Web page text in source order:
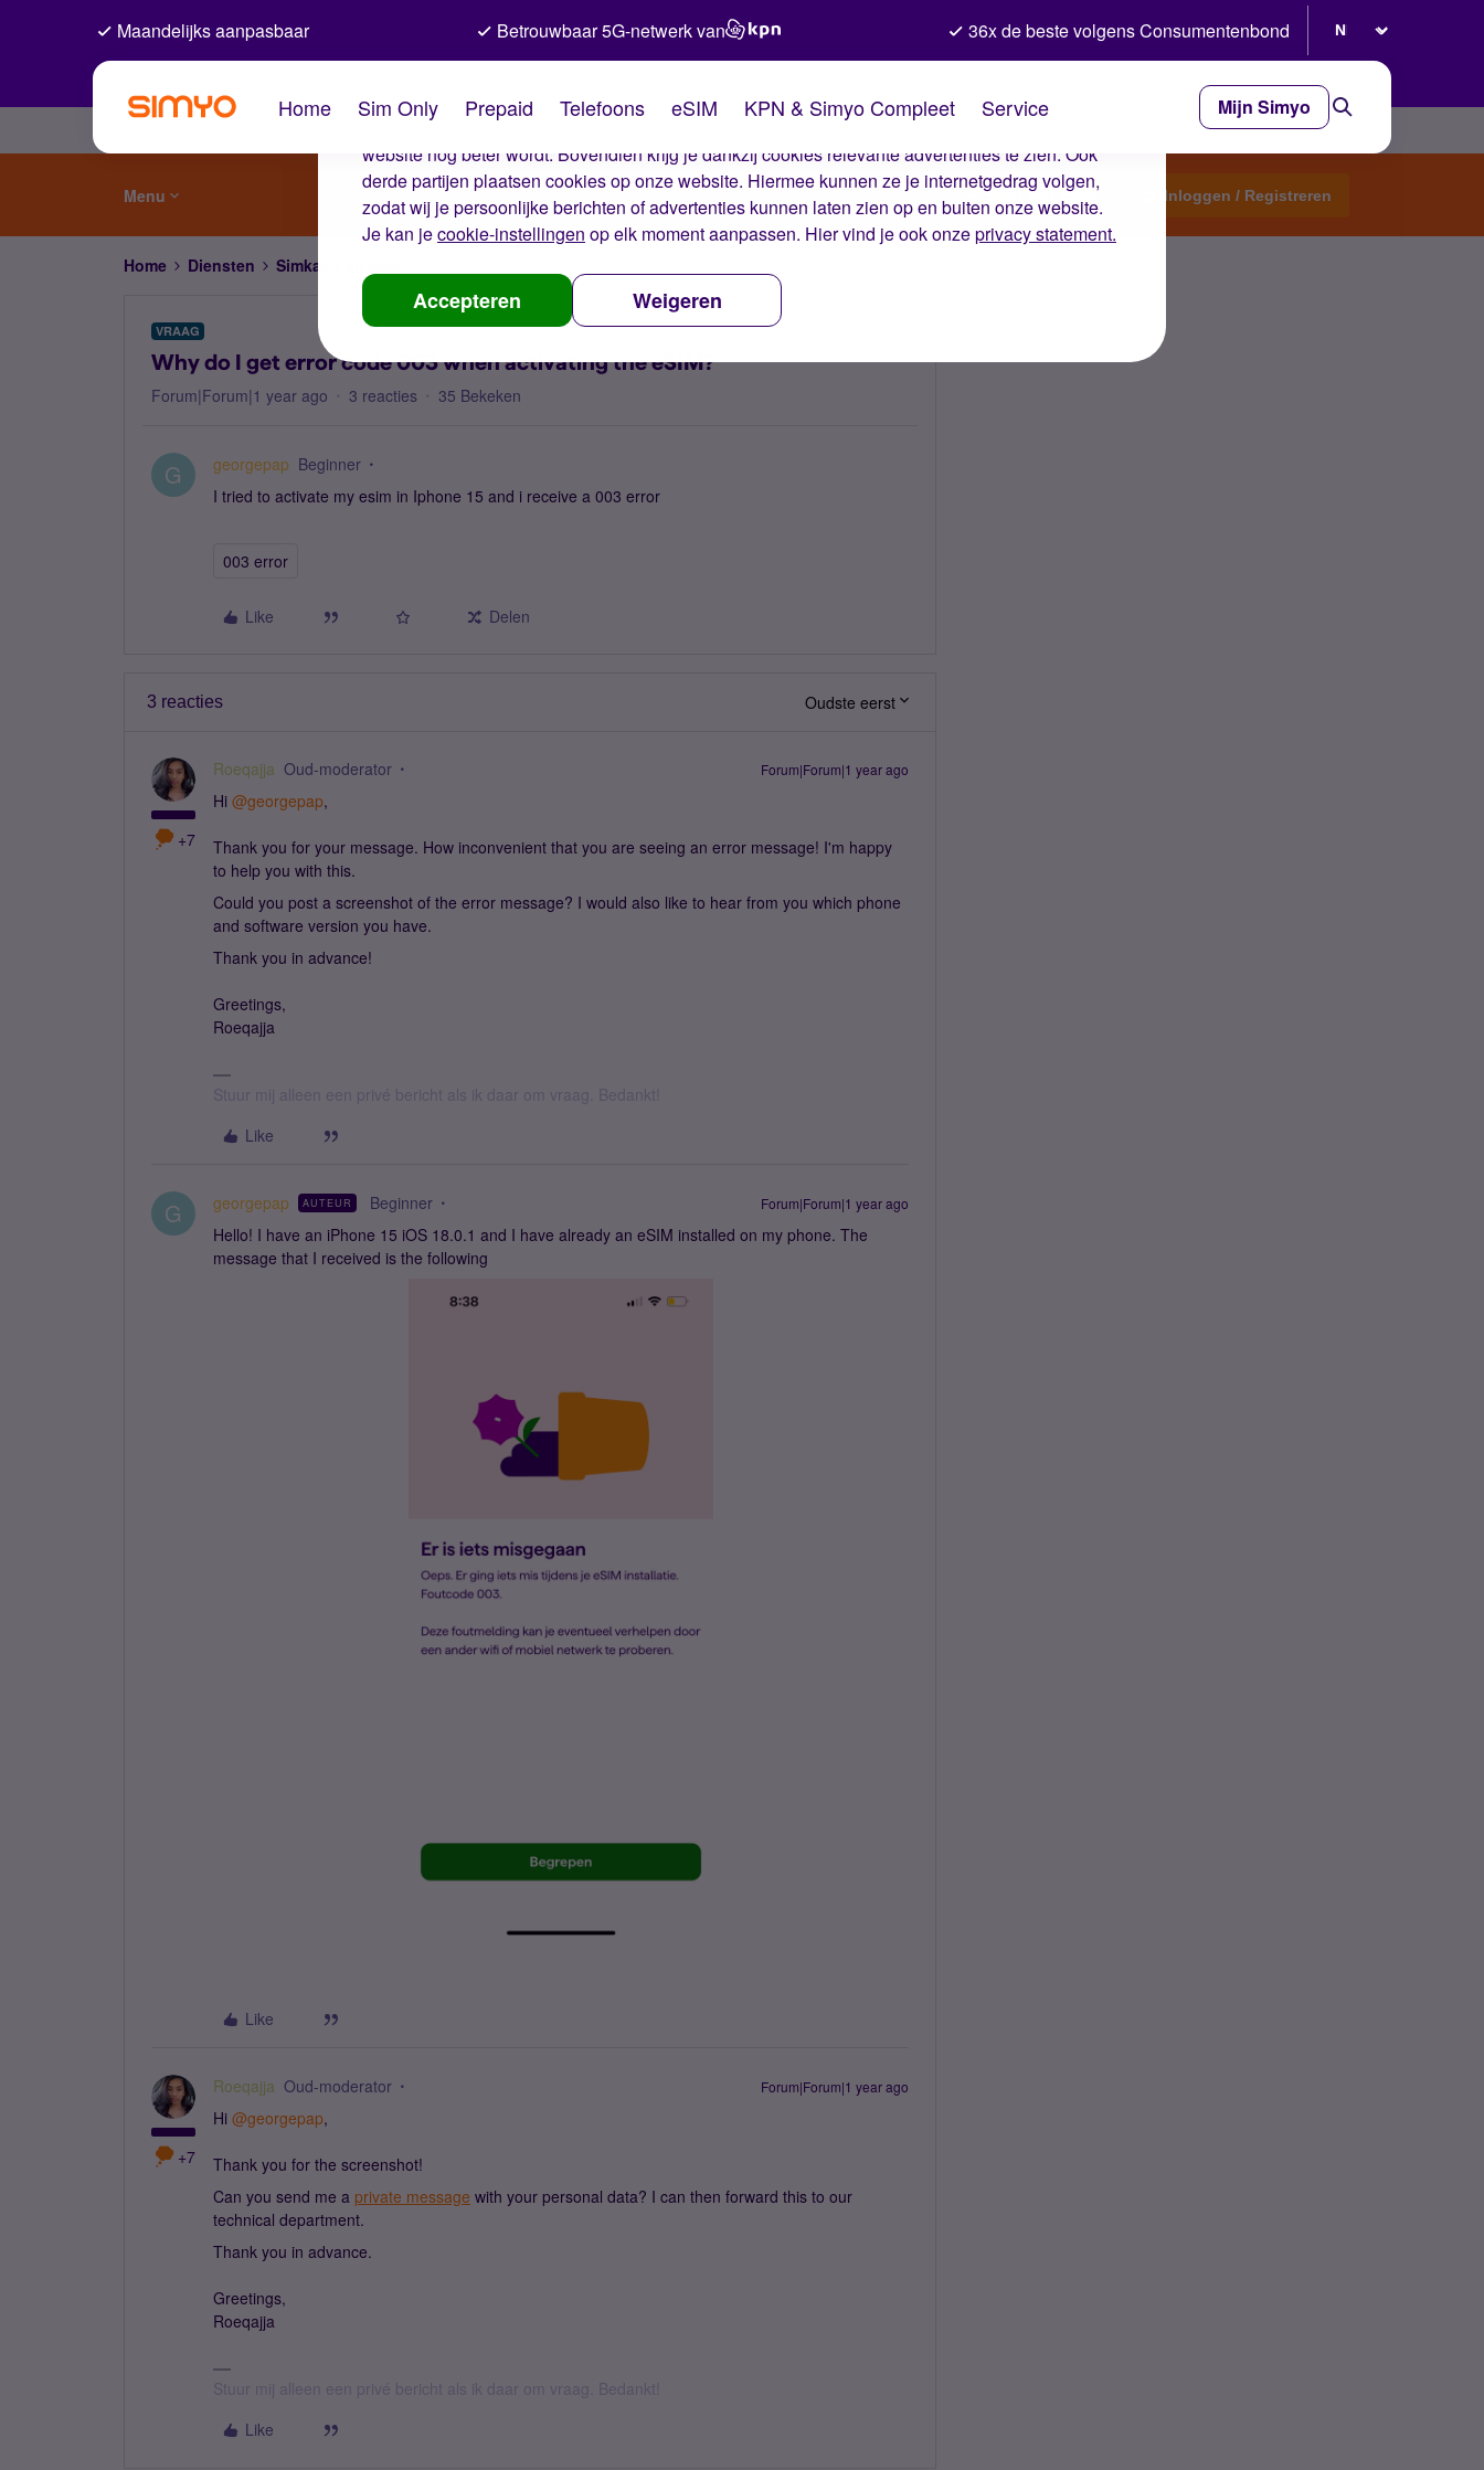
De cookies van Simyo
Wij gebruiken cookies op onze website. Met deze cookies zorgen wij ervoor dat je ervaring op de
website nog beter wordt. Bovendien krijg je dankzij cookies relevante advertenties te zien. Ook
derde partijen plaatsen cookies op onze website. Hiermee kunnen ze je internetgedrag volgen,
zodat wij je persoonlijke berichten of advertenties kunnen laten zien op en buiten onze website.
Je kan jecookie-instellingen op elk moment aanpassen. Hier vind je ook onzeprivacy statement.
Accepteren Weigeren
Maandelijks aanpasbaar Betrouwbaar 5G-netwerk van 36x de beste volgens Consumentenbond
Home Sim Only Prepaid Telefoons eSIM KPN & Simyo Compleet Service Mijn Simyo
Menu Start een topic Inloggen / Registreren
Home Diensten Simkaart en eSIM
VRAAG
Why do I get error code 003 when activating the eSIM?
Forum|Forum|1 year ago 3 reacties 35 Bekeken
G georgepap Beginner
I tried to activate my esim in Iphone 15 and i receive a 003 error
003 error
Like Delen
3 reacties Oudste eerst
+7
Roeqajja Oud-moderator Forum|Forum|1 year ago
Hi ​ @georgepap,
Thank you for your message. How inconvenient that you are seeing an error message! I'm happy
to help you with this.
Could you post a screenshot of the error message? I would also like to hear from you which phone
and software version you have.
Thank you in advance!
Greetings,
Roeqajja
Stuur mij alleen een privé bericht als ik daar om vraag. Bedankt!
Like
G georgepap AUTEUR Beginner Forum|Forum|1 year ago
Hello! I have an iPhone 15 iOS 18.0.1 and I have already an eSIM installed on my phone. The
message that I received is the following
Like
+7
Roeqajja Oud-moderator Forum|Forum|1 year ago
Hi ​ @georgepap,
Thank you for the screenshot!
Can you send me a private message with your personal data? I can then forward this to our
technical department.
Thank you in advance.
Greetings,
Roeqajja
Stuur mij alleen een privé bericht als ik daar om vraag. Bedankt!
Like